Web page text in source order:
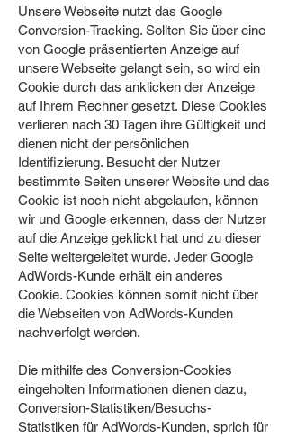
Unsere Webseite nutzt das Google
Conversion-Tracking. Sollten Sie über eine
von Google präsentierten Anzeige auf
unsere Webseite gelangt sein, so wird ein
Cookie durch das anklicken der Anzeige
auf Ihrem Rechner gesetzt. Diese Cookies
verlieren nach 30 Tagen ihre Gültigkeit und
dienen nicht der persönlichen
Identifizierung. Besucht der Nutzer
bestimmte Seiten unserer Website und das
Cookie ist noch nicht abgelaufen, können
wir und Google erkennen, dass der Nutzer
auf die Anzeige geklickt hat und zu dieser
Seite weitergeleitet wurde. Jeder Google
AdWords-Kunde erhält ein anderes
Cookie. Cookies können somit nicht über
die Webseiten von AdWords-Kunden
nachverfolgt werden.
Die mithilfe des Conversion-Cookies
eingeholten Informationen dienen dazu,
Conversion-Statistiken/Besuchs-
Statistiken für AdWords-Kunden, sprich für